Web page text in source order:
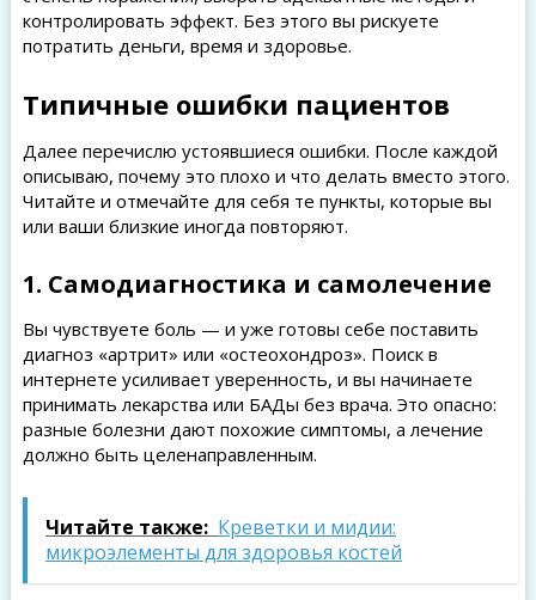
контролировать эффект. Без этого вы рискуете
потратить деньги, время и здоровье.
Типичные ошибки пациентов
Далее перечислю устоявшиеся ошибки. После каждой
описываю, почему это плохо и что делать вместо этого.
Читайте и отмечайте для себя те пункты, которые вы
или ваши близкие иногда повторяют.
1. Самодиагностика и самолечение
Вы чувствуете боль — и уже готовы себе поставить
диагноз «артрит» или «остеохондроз». Поиск в
интернете усиливает уверенность, и вы начинаете
принимать лекарства или БАДы без врача. Это опасно:
разные болезни дают похожие симптомы, а лечение
должно быть целенаправленным.
Читайте также: Креветки и мидии:
микроэлементы для здоровья костей